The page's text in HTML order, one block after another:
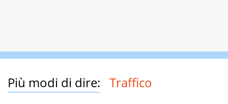
Più modi di dire: Traffico